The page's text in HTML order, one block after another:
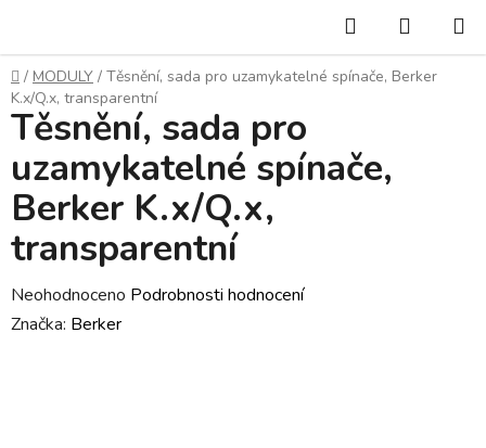
obsah
Hledat
KOŠÍK
Domů
/ MODULY / Těsnění, sada pro uzamykatelné spínače, Berker
K.x/Q.x, transparentní
Těsnění, sada pro
uzamykatelné spínače,
Berker K.x/Q.x,
transparentní
Průměrné
hodnocení
Neohodnoceno Podrobnosti hodnocení
Značka: Berker